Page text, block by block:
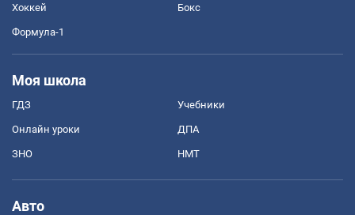
Хоккей Бокс
Формула-1
Моя школа
ГДЗ Учебники
Онлайн уроки ДПА
ЗНО НМТ
Авто